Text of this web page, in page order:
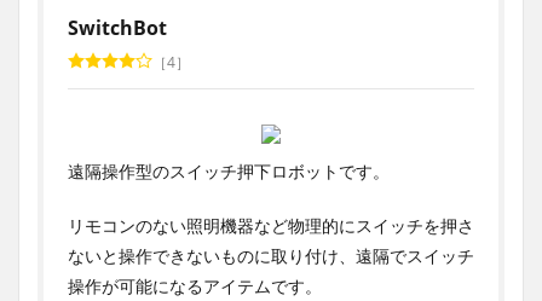
SwitchBot
4
遠隔操作型のスイッチ押下ロボットです。
リモコンのない照明機器など物理的にスイッチを押さ
ないと操作できないものに取り付け、遠隔でスイッチ
操作が可能になるアイテムです。